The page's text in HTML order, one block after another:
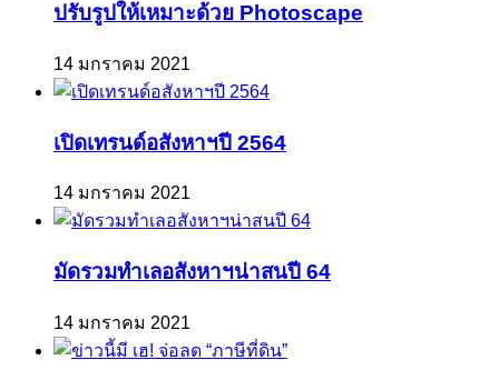
ปรับรูปให้เหมาะด้วย Photoscape
14 มกราคม 2021
เปิดเทรนด์อสังหาฯปี 2564
14 มกราคม 2021
มัดรวมทำเลอสังหาฯน่าสนปี 64
14 มกราคม 2021